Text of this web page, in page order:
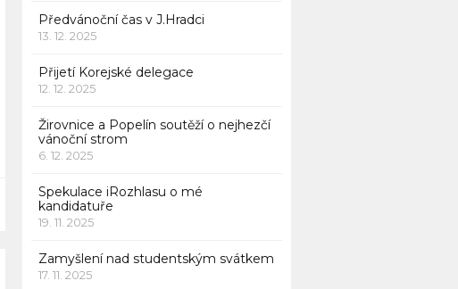
Předvánoční čas v J.Hradci
13. 12. 2025
Přijetí Korejské delegace
12. 12. 2025
Žirovnice a Popelín soutěží o nejhezčí
vánoční strom
6. 12. 2025
Spekulace iRozhlasu o mé
kandidatuře
19. 11. 2025
Zamyšlení nad studentským svátkem
17. 11. 2025